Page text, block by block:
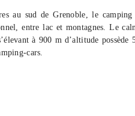
au sud de Grenoble, le
entre lac et montagnes. Le
à 900 m d’altitude possède
cars.